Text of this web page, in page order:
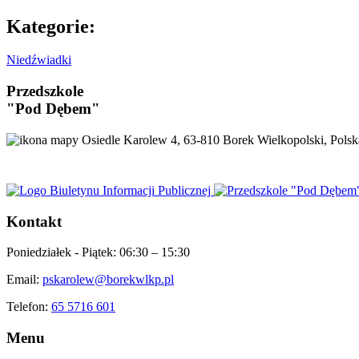
Kategorie:
Niedźwiadki
Przedszkole
"Pod Dębem"
Osiedle Karolew 4, 63-810 Borek Wielkopolski,
Kontakt
Poniedziałek - Piątek: 06:30 – 15:30
Email: pskarolew@borekwlkp.pl
Telefon: 65 5716 601
Menu